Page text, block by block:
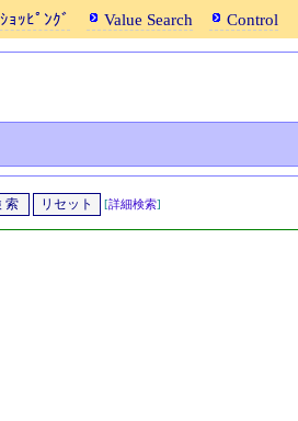
ｼｮｯﾋﾟﾝｸﾞ Value Search Control
[詳細検索]